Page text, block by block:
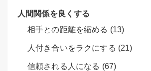
人間関係を良くする
相手との距離を縮める (13)
人付き合いをラクにする (21)
信頼される人になる (67)